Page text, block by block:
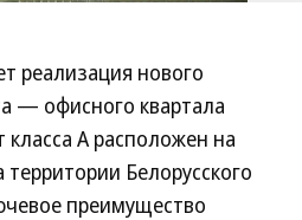
реализация нового
— офисного квартала
класса А расположен на
Белорусского
преимущество